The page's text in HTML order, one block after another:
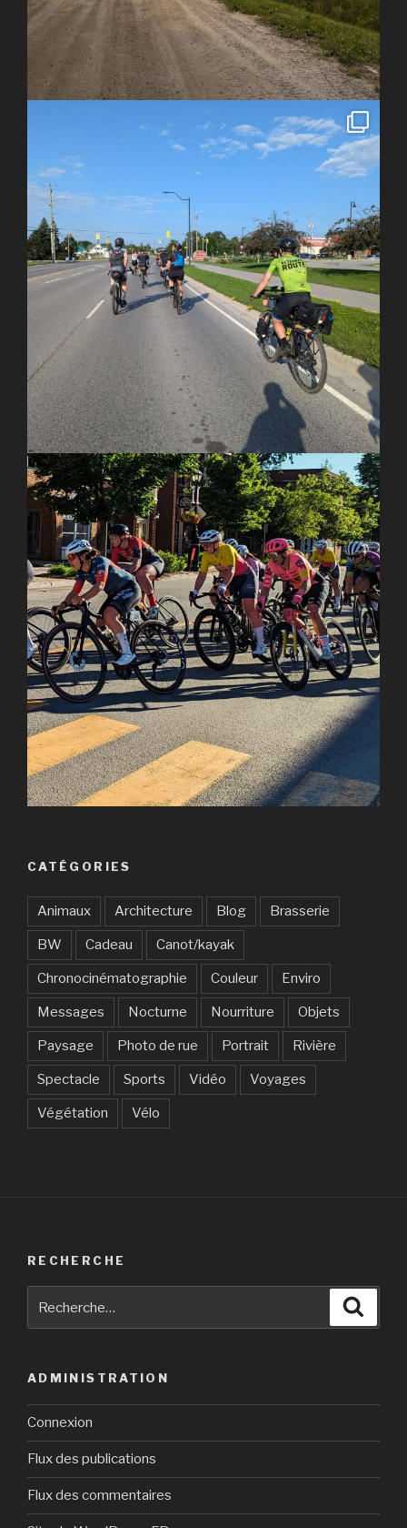
CATÉGORIES
Animaux Architecture Blog Brasserie
BW Cadeau Canot/kayak
Chronocinématographie Couleur Enviro
Messages Nocturne Nourriture Objets
Paysage Photo de rue Portrait Rivière
Spectacle Sports Vidéo Voyages
Végétation Vélo
RECHERCHE
pour
ADMINISTRATION
Connexion
Flux des publications
Flux des commentaires